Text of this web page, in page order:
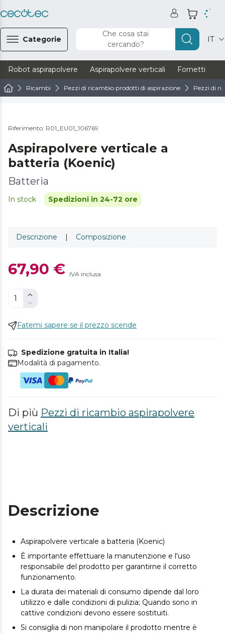
Categorie
Che cosa stai
cercando?
IT
Robot aspirapolvere Aspirapolvere verticali Fornetti
Ricambi Pezzi di ricambio prodotti di aspirazione Pezzi di
Riferimento: R01_EU01_106769
Aspirapolvere verticale a
batteria (Koenic)
Batteria
In stock Spedizioni in 24-72 ore
Descrizione | Composizione
67,90 € IVA inclusa
Fatemi sapere se il prezzo scende
Spedizione gratuita in Italia!
Modalità di pagamento.
Di più Pezzi di ricambio aspirapolvere
verticali
Descrizione
Aspirapolvere verticale a batteria (Koenic)
È importante effettuare la manutenzione e l'uso
responsabile del prodotto per garantirne il corretto
funzionamento.
La durata dei materiali di consumo dipende dal loro
utilizzo e dalle condizioni di pulizia; Quando sono in
cattive condizioni devono essere sostituiti.
Si consiglia di non manipolare il prodotto mentre è